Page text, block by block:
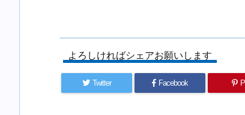
よろしければシェアお願いします
Twitter Facebook